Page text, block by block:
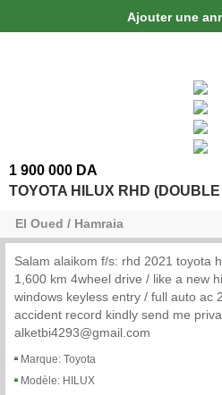
Ajouter une
1 900 000 DA
TOYOTA HILUX RHD
El Oued / Hamraia
Salam alaikom f/s: rhd 2021 toyota
1,600 km 4wheel drive / like a new
windows keyless entry / full auto ac
accident record kindly send me
alketbi4293@gmail.com
Marque: Toyota
Modèle: HILUX